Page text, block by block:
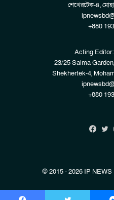
শেখেরটেক-৪,
+880
Acting
23/25 Salma
Shekhertek-4,
+880
© 2015 - 2026 IP